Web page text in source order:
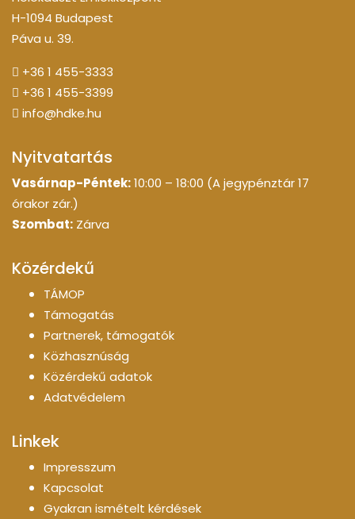
H-1094 Budapest
Páva u. 39.
+36 1 455-3333
+36 1 455-3399
info@hdke.hu
Nyitvatartás
Vasárnap-Péntek:10:00 – 18:00 (A jegypénztár 17
órakor zár.)
Szombat: Zárva
Közérdekű
TÁMOP
Támogatás
Partnerek, támogatók
Közhasznúság
Közérdekű adatok
Adatvédelem
Linkek
Impresszum
Kapcsolat
Gyakran ismételt kérdések